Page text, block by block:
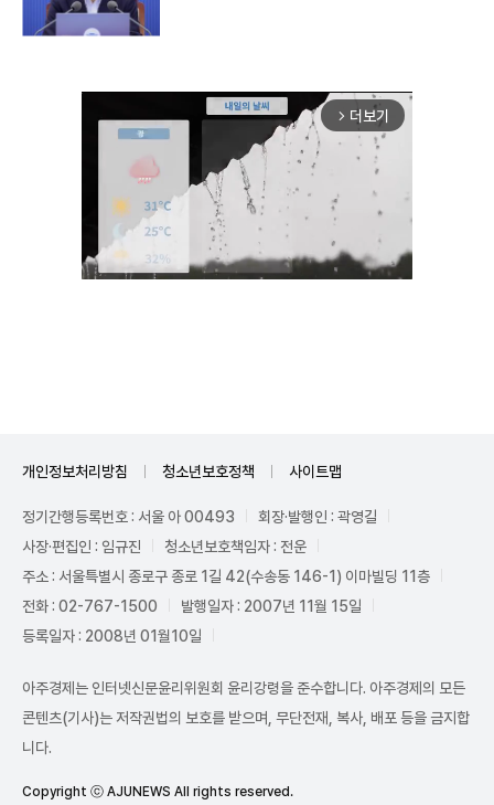
arrow_forward_ios 더보기
개인정보처리방침 청소년보호정책 사이트맵
정기간행등록번호 : 서울 아 00493
회장·발행인 : 곽영길
사장·편집인 : 임규진
청소년보호책임자 : 전운
주소 : 서울특별시 종로구 종로 1길 42(수송동 146-1) 이마빌딩 11층
전화 : 02-767-1500
발행일자 : 2007년 11월 15일
등록일자 : 2008년 01월10일
아주경제는 인터넷신문윤리위원회 윤리강령을 준수합니다. 아주경제의 모든
콘텐츠(기사)는 저작권법의 보호를 받으며, 무단전재, 복사, 배포 등을 금지합
니다.
Copyright ⓒ AJUNEWS All rights reserved.